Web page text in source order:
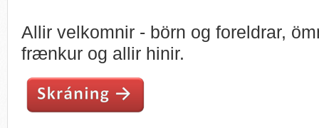
Allir velkomnir - börn og foreldrar,
frænkur og allir hinir.